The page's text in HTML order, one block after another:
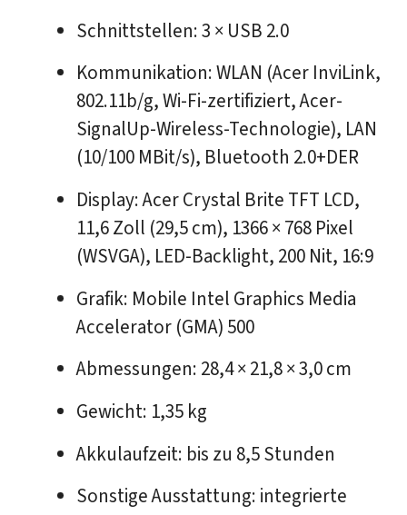
Schnittstellen: 3 × USB 2.0
Kommunikation: WLAN (Acer InviLink,
802.11b/g, Wi-Fi-zertifiziert, Acer-
SignalUp-Wireless-Technologie), LAN
(10/100 MBit/s), Bluetooth 2.0+DER
Display: Acer Crystal Brite TFT LCD,
11,6 Zoll (29,5 cm), 1366 × 768 Pixel
(WSVGA), LED-Backlight, 200 Nit, 16:9
Grafik: Mobile Intel Graphics Media
Accelerator (GMA) 500
Abmessungen: 28,4 × 21,8 × 3,0 cm
Gewicht: 1,35 kg
Akkulaufzeit: bis zu 8,5 Stunden
Sonstige Ausstattung: integrierte